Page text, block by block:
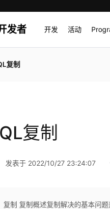
发者 开发 活动
复制
复制
发表于 2022/10/27 23:24:07
复制 复制概述复制解决的基本问